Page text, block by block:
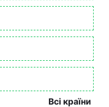
Всі країни